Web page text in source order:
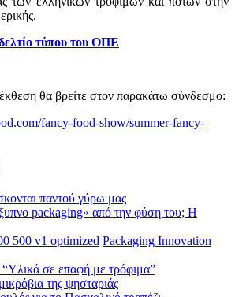
τύπου του ΟΠΕ
θα βρείτε στον παρακάτω σύνδεσμο:
fancy-food-show/summer-fancy-
παντού γύρω μας
packaging» από την φύση του; Η
Packaging Innovation
“Υλικά σε επαφή με τρόφιμα”
της ψησταριάς